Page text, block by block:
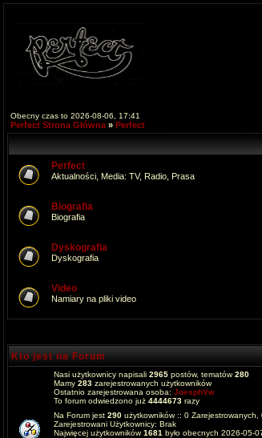
Obecny czas to 2026-08-06, 17:41
Perfect Strona Główna » Perfect
Perfect
Aktualności, Media: TV, Radio, Prasa
Biografia
Biografia
Dyskografia
Dyskografia
Video
Namiary na pliki video
Kto jest na Forum
Nasi użytkownicy napisali 2965 postów, tematów280
Mamy 283 zarejestrowanych użytkowników
Ostatnio zarejestrowana osoba: JoesphVw
To forum odwiedzono już 4444673 razy
Na Forum jest 290 użytkowników :: 0 Zarejestrowanych,
Zarejestrowani Użytkownicy: Brak
Najwięcej użytkowników1681 było obecnych 2026-05-